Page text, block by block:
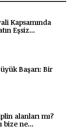
Kapsamında
Eşsiz...
Başarı: Bir
alanları mı?
bize ne...